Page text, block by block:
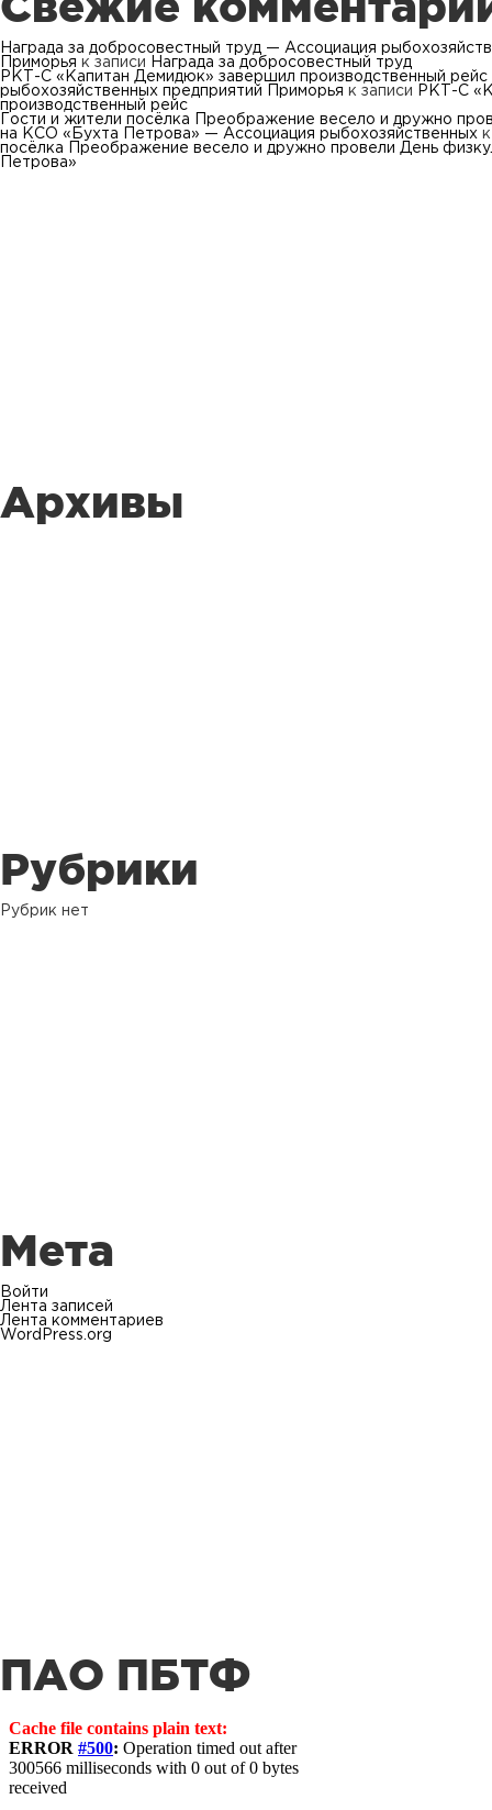
Награда за добросовестный труд — Ассоциация
Приморья к записи
Награда за добросовестный труд
РКТ-С «Капитан Демидюк» завершил производственный
рыбохозяйственных предприятий Приморья к записи
РКТ-С
производственный рейс
Гости и жители посёлка Преображение весело и дружно
на КСО «Бухта Петрова» — Ассоциация рыбохозяйственных
посёлка Преображение весело и дружно провели День
Петрова»
Архивы
Рубрики
Рубрик нет
Мета
Войти
Лента записей
Лента комментариев
WordPress.org
ПАО ПБТФ